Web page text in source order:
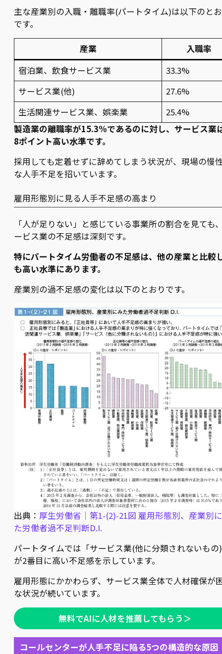
主な産業別の入職・離職率(パートタイム)は以下のと
です。
産業
入職率
宿泊業、飲食サービス業
33.3%
サービス業(他)
27.6%
生活関連サービス業、娯楽業
25.4%
製造業の離職率が15.3%であるのに対し、サービス業
8ポイント高い水準です。
採用しても定着せずに辞めてしまう状況が、現場の慢
な人手不足を招いています。
雇用形態別に見る人手不足感の高まり
「人が足りない」と感じている事業所の割合を見ても
ービス業の不足感は深刻です。
特にパートタイム労働者の不足感は、他の産業と比較
も高い水準にあります。
産業別の過不足感の変化は以下のとおりです。
出典： 厚生労働省｜第1-(2)-21図 雇用形態別、産業別
た労働者過不足判断D.I.
パートタイムでは「サービス業(他に分類されないもの
が2番目に高い不足感を示しています。
雇用形態にかかわらず、サービス業全体で人材確保が
な状況が続いています。
無料でAIに人材を推薦してもらう＞
コールセンターが人手不足に陥る5つの構造的な原因